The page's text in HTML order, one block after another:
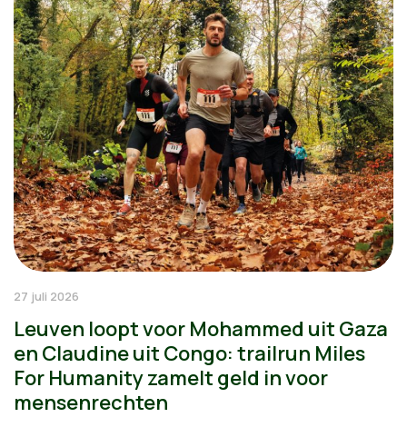
27 juli 2026
Leuven loopt voor Mohammed uit Gaza
en Claudine uit Congo: trailrun Miles
For Humanity zamelt geld in voor
mensenrechten